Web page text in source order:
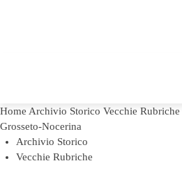
Home Archivio Storico Vecchie Rubriche
Grosseto-Nocerina
Archivio Storico
Vecchie Rubriche